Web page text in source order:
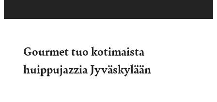
Gourmet tuo kotimaista
huippujazzia Jyväskylään